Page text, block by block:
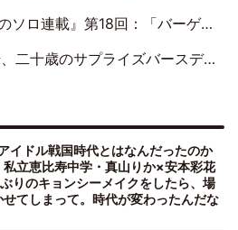
回：「バーゲンセールハンターみうな inしまむら」編
スデーに大喜び「頼られる先輩になれるように努力していきたい」
イドル戦国時代とはなんだったのか
私立恵比寿中学・真山りか×安本彩花
ぶりのキョンシーメイクをしたら、場
せてしまって。時代が変わったんだな